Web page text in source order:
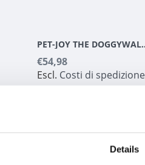
Details
PET-JOY THE
€54,98
Escl. Costi di spedizione